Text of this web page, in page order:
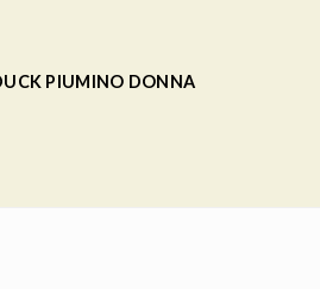
PIUMINO DONNA